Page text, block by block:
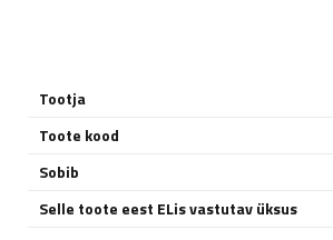
Tootja
Toote kood
Sobib
Selle toote eest ELis vastutav üksus